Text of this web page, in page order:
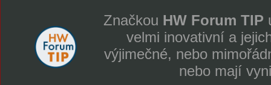
Značkou HW Forum TIP
velmi inovativní a
výjimečné, nebo
nebo mají